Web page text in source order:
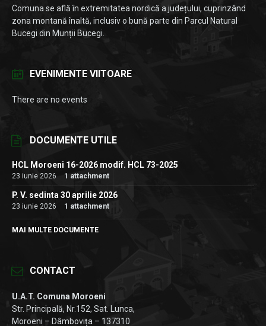
Comuna se află în extremitatea nordică a județului, cuprinzând
zona montană înaltă, inclusiv o bună parte din Parcul Natural
Bucegi din Munții Bucegi.
EVENIMENTE VIITOARE
There are no events
DOCUMENTE UTILE
HCL Moroeni 16-2026 modif. HCL 73-2025
23 iunie 2026 1 attachment
P. V. sedinta 30 aprilie 2026
23 iunie 2026 1 attachment
MAI MULTE DOCUMENTE
CONTACT
U.A.T. Comuna Moroeni
Str. Principală, Nr.152, Sat. Lunca,
Moroeni – Dâmbovița – 137310